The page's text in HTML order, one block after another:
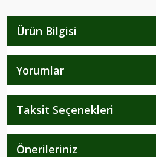
Ürün Bilgisi
Yorumlar
Taksit Seçenekleri
Önerileriniz